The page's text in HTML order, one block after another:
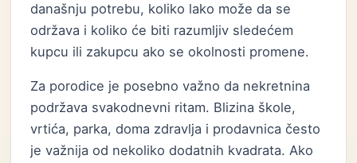
današnju potrebu, koliko lako može da se
održava i koliko će biti razumljiv sledećem
kupcu ili zakupcu ako se okolnosti promene.
Za porodice je posebno važno da nekretnina
podržava svakodnevni ritam. Blizina škole,
vrtića, parka, doma zdravlja i prodavnica često
je važnija od nekoliko dodatnih kvadrata. Ako